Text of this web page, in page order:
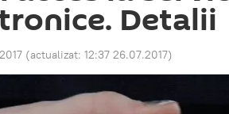
Detalii
(actualizat: 12:37 26.07.2017)